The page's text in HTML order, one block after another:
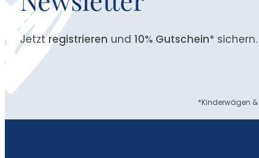
Jetztregistrieren und 10% Gutschein* sichern.
*Kinderwägen